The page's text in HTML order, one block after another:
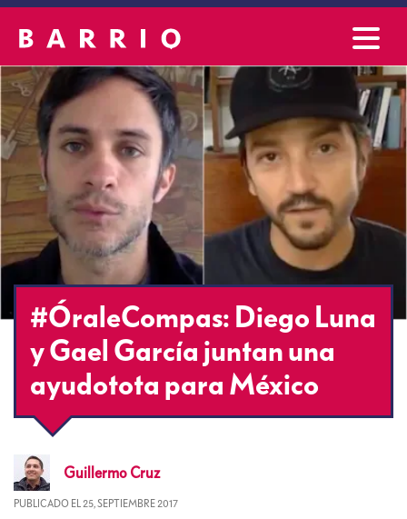
#ÓraleCompas: Diego Luna
y Gael García juntan una
ayudotota para México
Guillermo Cruz
PUBLICADO EL 25, SEPTIEMBRE 2017